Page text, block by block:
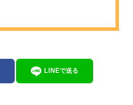
LINEで送る